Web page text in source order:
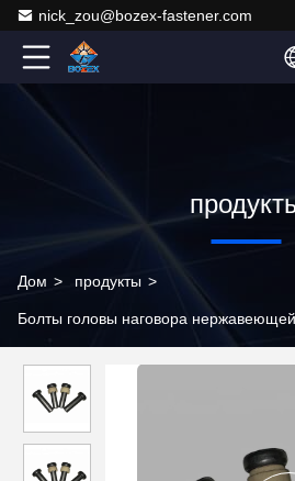
nick_zou@bozex-fastener.com
Дом > продукты >
Болты головы наговора
полированной поверхностью,
использования в мостах, зданиях,
трубопроводах